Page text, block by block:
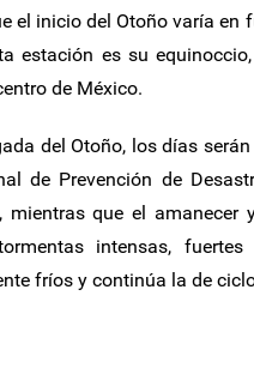
el inicio del Otoño varía
estación es su
de México.
del Otoño, los días
de Prevención de
mientras que el
intensas,
fríos y continúa la de